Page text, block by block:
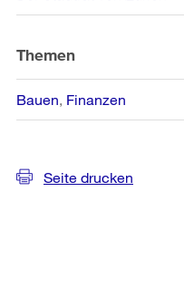
Themen
Bauen Finanzen
Seite drucken